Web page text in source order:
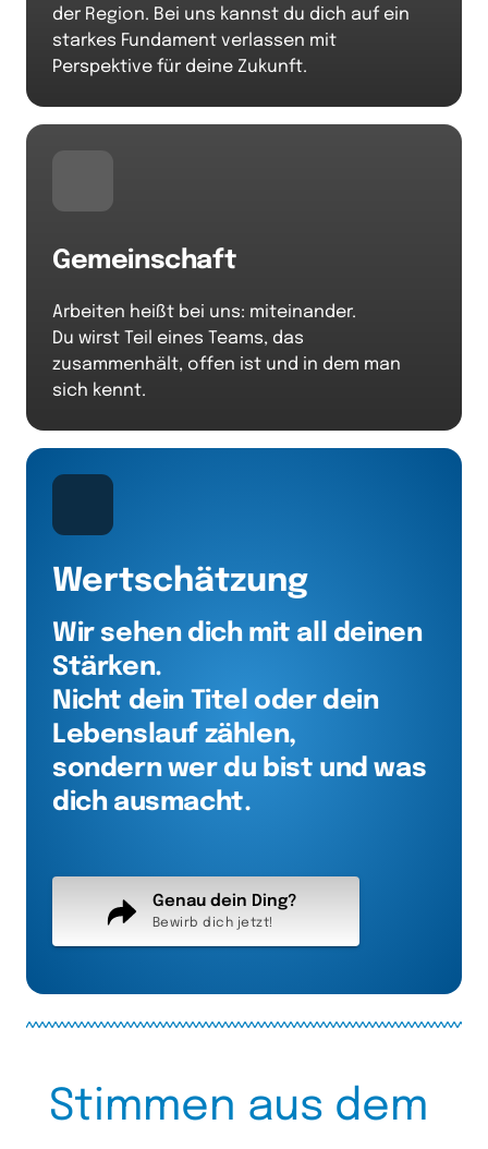
der Region. Bei uns kannst du dich auf ein
starkes Fundament verlassen mit
Perspektive für deine Zukunft.
Gemeinschaft
Arbeiten heißt bei uns: miteinander.
Du wirst Teil eines Teams, das
zusammenhält, offen ist und in dem man
sich kennt.
Wertschätzung
Wir sehen dich mit all deinen
Stärken.
Nicht dein Titel oder dein
Lebenslauf zählen,
sondern wer du bist und was
dich ausmacht.
Genau dein Ding?
Bewirb dich jetzt!
Stimmen aus